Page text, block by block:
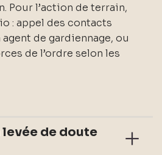
Pour l’action de terrain,
: appel des contacts
de gardiennage, ou
de l’ordre selon les
levée de doute